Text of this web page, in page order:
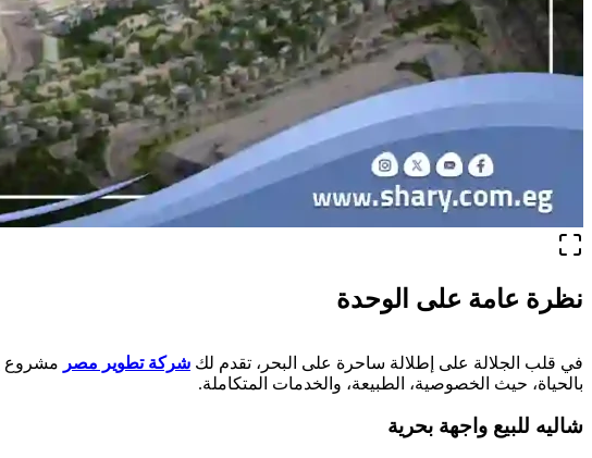
نظرة عامة على الوحدة
في قلب الجلالة على إطلالة ساحرة على البحر، تقدم لك شركة تطوير مصر مشروع
بالحياة، حيث الخصوصية، الطبيعة، والخدمات المتكاملة.
شاليه للبيع واجهة بحرية